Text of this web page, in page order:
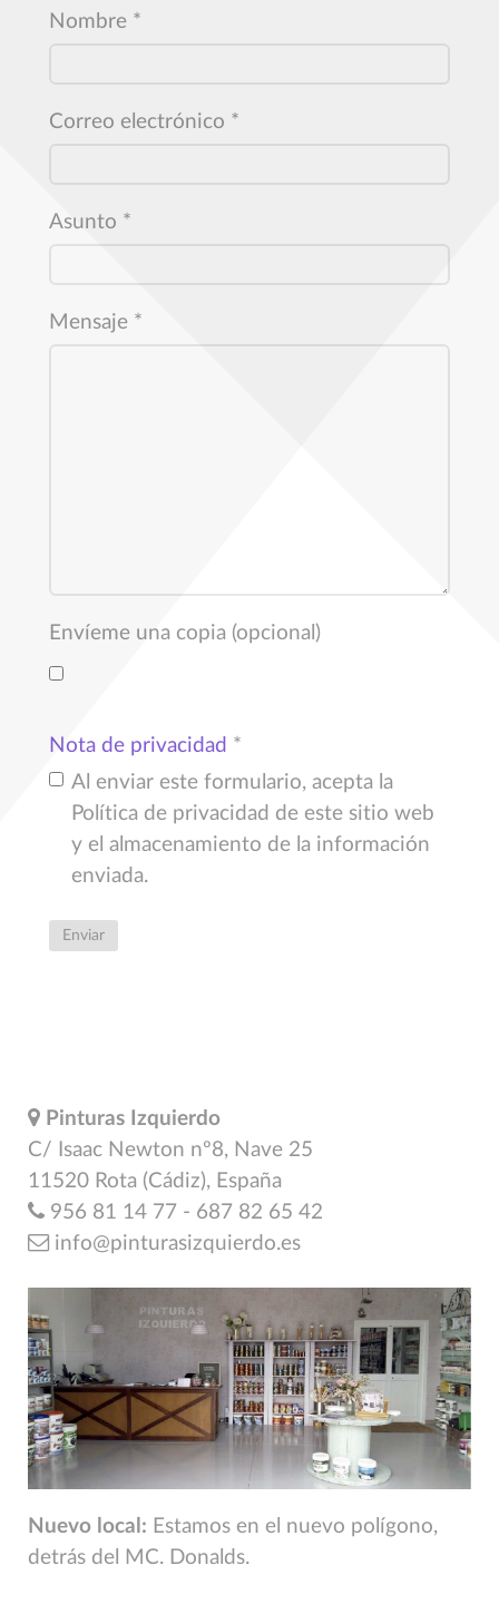
Nombre *
Correo electrónico *
Asunto *
Mensaje *
Envíeme una copia (opcional)
Nota de privacidad *
Al enviar este formulario, acepta la
Política de privacidad de este sitio web
y el almacenamiento de la información
enviada.
Enviar
Pinturas Izquierdo
C/ Isaac Newton nº8, Nave 25
11520 Rota (Cádiz), España
956 81 14 77 - 687 82 65 42
info@pinturasizquierdo.es
Nuevo local: Estamos en el nuevo polígono,
detrás del MC. Donalds.